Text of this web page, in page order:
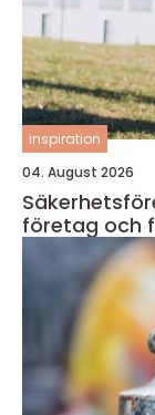
inspiration
04. August 2026
Säkerhetsföretag så väljer du
företag och